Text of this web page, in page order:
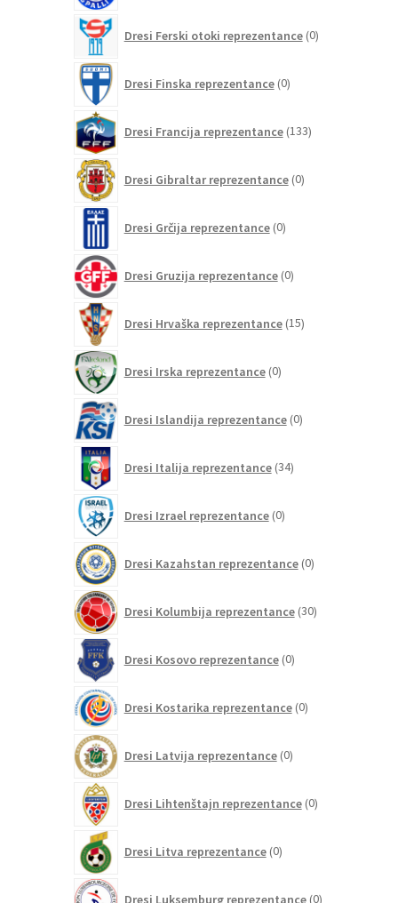
Dresi Ferski otoki reprezentance 0izdelkov
Dresi Finska reprezentance 0izdelkov
Dresi Francija reprezentance 133izdelkov
Dresi Gibraltar reprezentance 0izdelkov
Dresi Grčija reprezentance 0izdelkov
Dresi Gruzija reprezentance 0izdelkov
Dresi Hrvaška reprezentance 15izdelkov
Dresi Irska reprezentance 0izdelkov
Dresi Islandija reprezentance 0izdelkov
Dresi Italija reprezentance 34izdelkov
Dresi Izrael reprezentance 0izdelkov
Dresi Kazahstan reprezentance 0izdelkov
Dresi Kolumbija reprezentance 30izdelkov
Dresi Kosovo reprezentance 0izdelkov
Dresi Kostarika reprezentance 0izdelkov
Dresi Latvija reprezentance 0izdelkov
Dresi Lihtenštajn reprezentance 0izdelkov
Dresi Litva reprezentance 0izdelkov
Dresi Luksemburg reprezentance 0